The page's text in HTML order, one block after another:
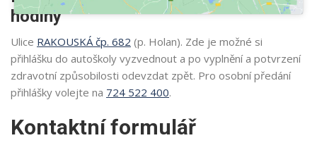
hodiny
Ulice RAKOUSKÁ čp. 682 (p. Holan). Zde je možné si
přihlášku do autoškoly vyzvednout a po vyplnění a potvrzení
zdravotní způsobilosti odevzdat zpět. Pro osobní předání
přihlášky volejte na 724 522 400.
Kontaktní formulář